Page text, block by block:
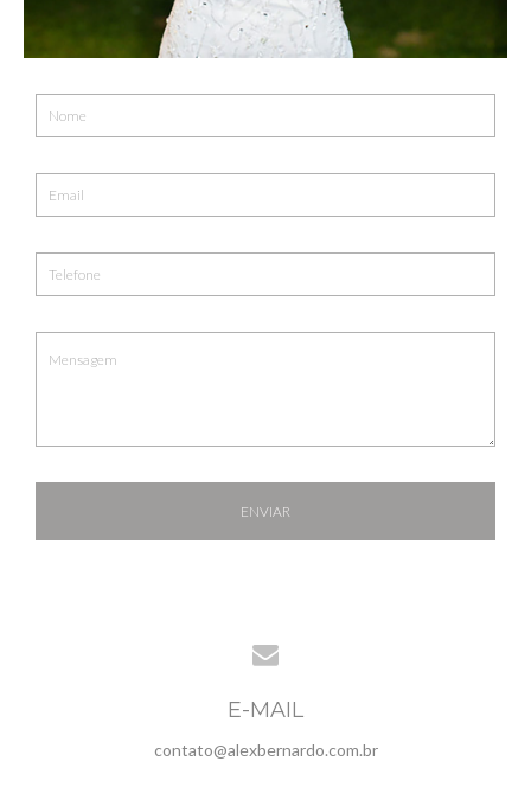
ENVIAR
E-MAIL
contato@alexbernardo.com.br